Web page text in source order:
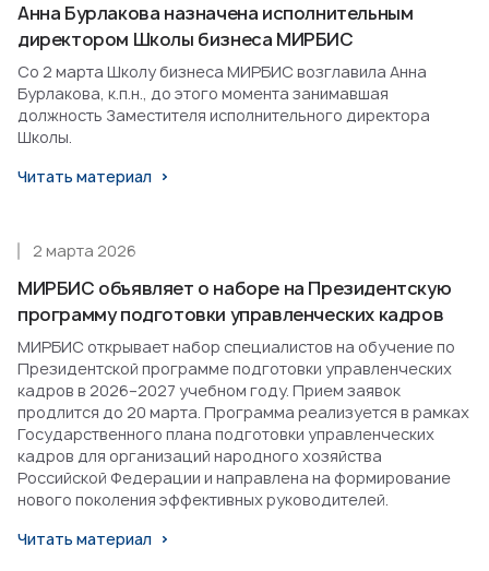
Анна Бурлакова назначена исполнительным
директором Школы бизнеса МИРБИС
Со 2 марта Школу бизнеса МИРБИС возглавила Анна
Бурлакова, к.п.н., до этого момента занимавшая
должность Заместителя исполнительного директора
Школы.
Читать материал
МИРБИС объявляет о наборе на Президентскую
программу подготовки управленческих кадров
2 марта 2026
МИРБИС открывает набор специалистов на обучение по
Президентской программе подготовки управленческих
кадров в 2026–2027 учебном году. Прием заявок
продлится до 20 марта. Программа реализуется в рамках
Государственного плана подготовки управленческих
кадров для организаций народного хозяйства
Российской Федерации и направлена на формирование
нового поколения эффективных руководителей.
Читать материал